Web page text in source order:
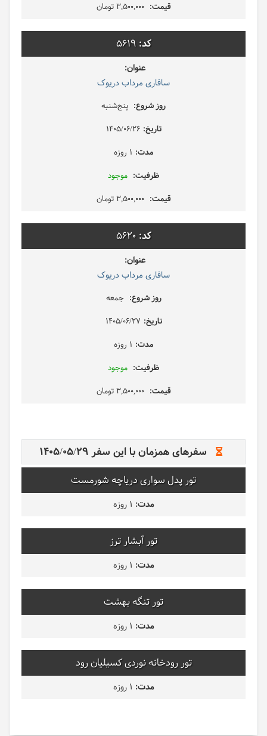
3,500,000 تومان
5619
سافاری مرداب دریوک
پنج‌شنبه
1405/06/26
1 روزه
موجود
3,500,000 تومان
5620
سافاری مرداب دریوک
جمعه
1405/06/27
1 روزه
موجود
3,500,000 تومان
سفرهای همزمان با این سفر1405/05/29
تور پدل سواری دریاچه شورمست
1 روزه
تور آبشار ترز
1 روزه
تور تنگه بهشت
1 روزه
تور رودخانه نوردی کسیلیان رود
1 روزه